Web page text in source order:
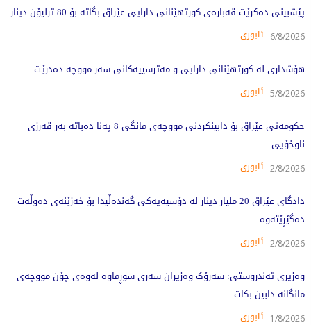
پێشبینی دەکرێت قەبارەی کورتهێنانی دارایی عێراق بگاتە بۆ 80 ترلیۆن دینار
6/8/2026 ئابوری
هۆشداری لە کورتهێنانی دارایی و مەترسییەکانی سەر مووچە دەدرێت
5/8/2026 ئابوری
حکومەتی عێراق بۆ دابینکردنی مووچەی مانگی 8 پەنا دەباتە بەر قەرزی
ناوخۆیی
2/8/2026 ئابوری
دادگای عێراق 20 ملیار دینار لە دۆسیەیەکی گەندەڵیدا بۆ خەزێنەی دەوڵەت
دەگێڕێتەوە.
2/8/2026 ئابوری
وەزیری تەندروستی: سەرۆک وەزیران سەری سوڕماوە لەوەی چۆن مووچەی
مانگانە دابین بکات
1/8/2026 ئابوری